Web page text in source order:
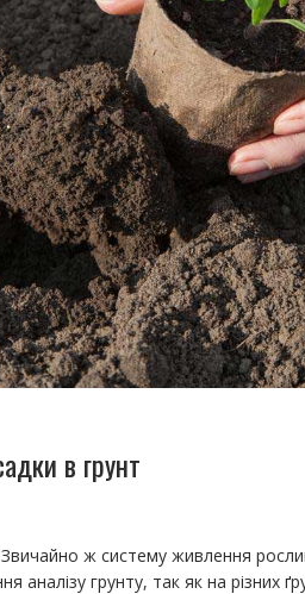
в грунт
ж систему живлення
аналізу грунту, так як на різних